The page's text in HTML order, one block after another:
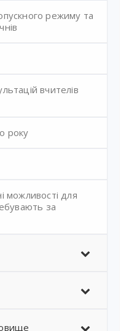
режиму та
вчителів
року
можливості для
за